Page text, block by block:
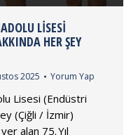
LISESI
HER ŞEY
2025 Yorum Yap
Lisesi (Endüstri
(Çiğli / İzmir)
alan 75. Yıl